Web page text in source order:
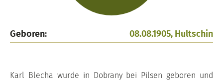
Geboren: 08.08.1905, Hultschin
Karl Blecha wurde in Dobrany bei Pilsen geboren und